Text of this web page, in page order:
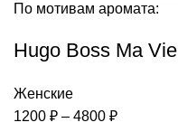
По мотивам аромата:
Hugo Boss Ma Vie
Женские
1200 ₽ – 4800 ₽Диапазон